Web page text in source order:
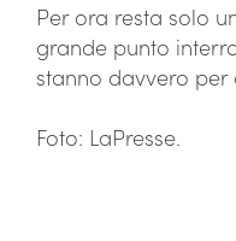
Per ora resta solo
grande punto
stanno davvero per
Foto: LaPresse.